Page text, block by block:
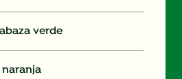
verde
naranja